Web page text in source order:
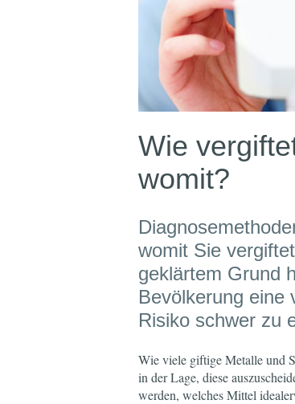
Wie
womit?
womit Sie
geklärtem Grund
Bevölkerung eine
Risiko schwer zu
Wie viele giftige Metalle und
in der Lage, diese
werden, welches Mittel